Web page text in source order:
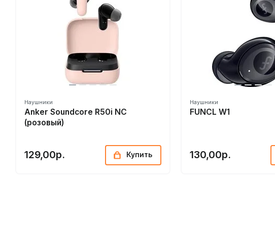
Наушники
Anker Soundcore R50i NC
(розовый)
129,00р. Купить
Наушники
FUNCL W1
130,00р.